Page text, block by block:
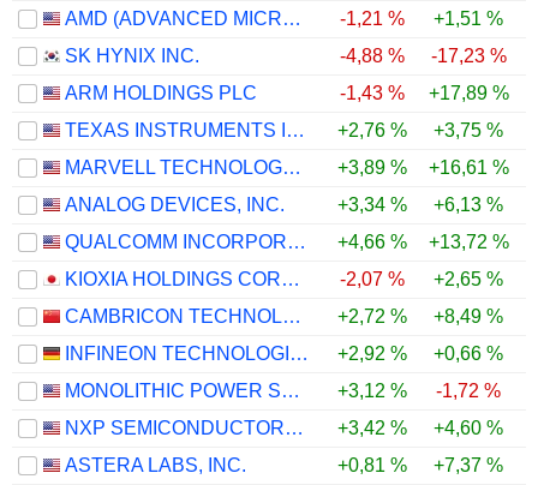
AMD (ADVANCED MICRO DEVICES)
-1,21 % +1,51 %
SK HYNIX INC.
-4,88 % -17,23 %
ARM HOLDINGS PLC
-1,43 % +17,89 %
TEXAS INSTRUMENTS INCORPORATED
+2,76 % +3,75 %
MARVELL TECHNOLOGY GROUP LTD
+3,89 % +16,61 %
ANALOG DEVICES, INC.
+3,34 % +6,13 %
QUALCOMM INCORPORATED
+4,66 % +13,72 %
KIOXIA HOLDINGS CORPORATION
-2,07 % +2,65 %
CAMBRICON TECHNOLOGIES CORPORATION LIMITED
+2,72 % +8,49 %
INFINEON TECHNOLOGIES AG
+2,92 % +0,66 %
MONOLITHIC POWER SYSTEMS, INC.
+3,12 % -1,72 %
NXP SEMICONDUCTORS N.V.
+3,42 % +4,60 %
ASTERA LABS, INC.
+0,81 % +7,37 %